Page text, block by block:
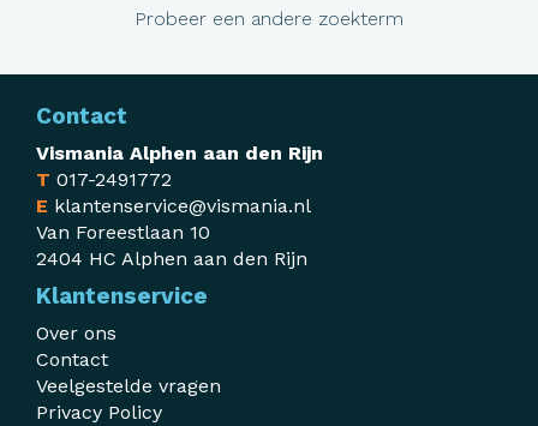
Probeer een andere zoekterm
Contact
Vismania Alphen aan den Rijn
T 017-2491772
E klantenservice@vismania.nl
Van Foreestlaan 10
2404 HC Alphen aan den Rijn
Klantenservice
Over ons
Contact
Veelgestelde vragen
Privacy Policy